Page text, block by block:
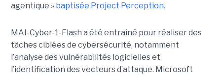
agentique » baptisée Project Perception.
MAI-Cyber-1-Flash a été entraîné pour réaliser des
tâches ciblées de cybersécurité, notamment
l’analyse des vulnérabilités logicielles et
l’identification des vecteurs d’attaque. Microsoft